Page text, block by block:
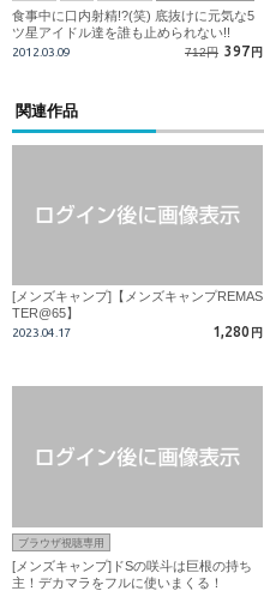
食事中に口内射精!?(笑) 底抜けに元気な5
ツ星アイドル達を誰も止められない!!
2012.03.09 712円 397 円
関連作品
[メンズキャンプ]【メンズキャンプREMAS
TER@65】
2023.04.17 1,280 円
ブラウザ視聴専用
[メンズキャンプ]ドSの咲斗は巨根の持ち
主！デカマラをフルに使いまくる！